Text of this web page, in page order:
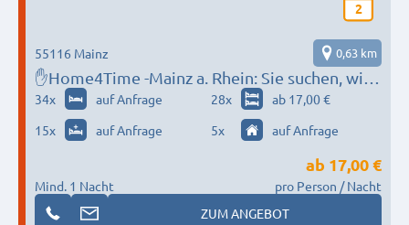
2
✋Home4Time -Mainz a. Rhein: Sie suchen, wir
finden ✋✋
55116 Mainz 0,63 km
34x auf Anfrage 28x
ab 17,00 €
15x auf Anfrage 5x auf Anfrage
Mind. 1 Nacht
ab 17,00 €
pro Person / Nacht
ZUM ANGEBOT